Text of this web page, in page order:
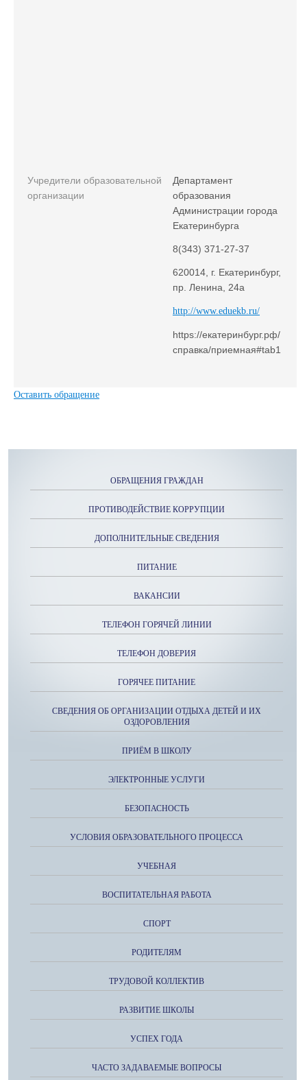
Учредители образовательной
организации
Департамент
образования
Администрации города
Екатеринбурга
8(343) 371-27-37
620014, г. Екатеринбург,
пр. Ленина, 24а
http://www.eduekb.ru/
https://екатеринбург.рф/
справка/приемная#tab1
Оставить обращение
ОБРАЩЕНИЯ ГРАЖДАН
ПРОТИВОДЕЙСТВИЕ КОРРУПЦИИ
ДОПОЛНИТЕЛЬНЫЕ СВЕДЕНИЯ
ПИТАНИЕ
ВАКАНСИИ
ТЕЛЕФОН ГОРЯЧЕЙ ЛИНИИ
ТЕЛЕФОН ДОВЕРИЯ
ГОРЯЧЕЕ ПИТАНИЕ
СВЕДЕНИЯ ОБ ОРГАНИЗАЦИИ ОТДЫХА ДЕТЕЙ И ИХ
ОЗДОРОВЛЕНИЯ
ПРИЁМ В ШКОЛУ
ЭЛЕКТРОННЫЕ УСЛУГИ
БЕЗОПАСНОСТЬ
УСЛОВИЯ ОБРАЗОВАТЕЛЬНОГО ПРОЦЕССА
УЧЕБНАЯ
ВОСПИТАТЕЛЬНАЯ РАБОТА
СПОРТ
РОДИТЕЛЯМ
ТРУДОВОЙ КОЛЛЕКТИВ
РАЗВИТИЕ ШКОЛЫ
УСПЕХ ГОДА
ЧАСТО ЗАДАВАЕМЫЕ ВОПРОСЫ